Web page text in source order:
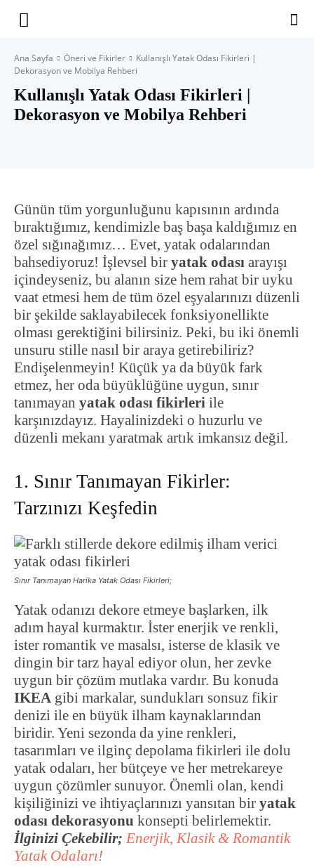
Yaşam
Ana Sayfa Öneri ve Fikirler
Kullanışlı Yatak Odası Fikirleri |
Dekorasyon ve Mobilya Rehberi
Kullanışlı Yatak Odası Fikirleri |
Dekorasyon ve Mobilya Rehberi
Günün tüm yorgunluğunu kapısının ardında
bıraktığımız, kendimizle baş başa kaldığımız en
özel sığınağımız… Evet, yatak odalarından
bahsediyoruz! İşlevsel bir yatak odası arayışı
içindeyseniz, bu alanın size hem rahat bir uyku
vaat etmesi hem de tüm özel eşyalarınızı düzenli
bir şekilde saklayabilecek fonksiyonellikte
olması gerektiğini bilirsiniz. Peki, bu iki önemli
unsuru stille nasıl bir araya getirebiliriz?
Endişelenmeyin! Küçük ya da büyük fark
etmez, her oda büyüklüğüne uygun, sınır
tanımayan yatak odası fikirleri ile
karşınızdayız. Hayalinizdeki o huzurlu ve
düzenli mekanı yaratmak artık imkansız değil.
1. Sınır Tanımayan Fikirler:
Tarzınızı Keşfedin
Sınır Tanımayan Harika Yatak Odası Fikirleri;
Yatak odanızı dekore etmeye başlarken, ilk
adım hayal kurmaktır. İster enerjik ve renkli,
ister romantik ve masalsı, isterse de klasik ve
dingin bir tarz hayal ediyor olun, her zevke
uygun bir çözüm mutlaka vardır. Bu konuda
IKEA gibi markalar, sundukları sonsuz fikir
denizi ile en büyük ilham kaynaklarından
biridir. Yeni sezonda da yine renkleri,
tasarımları ve ilginç depolama fikirleri ile dolu
yatak odaları, her bütçeye ve her metrekareye
uygun çözümler sunuyor. Önemli olan, kendi
kişiliğinizi ve ihtiyaçlarınızı yansıtan bir yatak
odası dekorasyonu konsepti belirlemektir.
İlginizi Çekebilir; Enerjik, Klasik & Romantik
Yatak Odaları!